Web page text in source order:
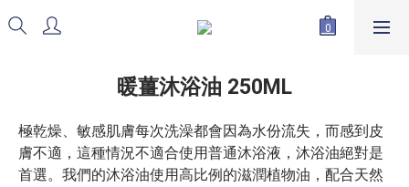
暖薑沐浴油 250ML
極乾燥、敏感肌膚每次洗澡都會因為水份流失，而感到皮
膚不適，這種情況不適合使用普通沐浴液，沐浴油絕對是
首選。我們的沐浴油使用高比例的滋潤植物油，配合天然